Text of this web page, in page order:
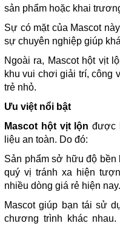
sản phẩm hoặc khai
Sự có mặt của Mascot
sự chuyên nghiệp giúp
Ngoài ra, Mascot hột vịt
khu vui chơi giải trí, công
trẻ nhỏ.
Ưu việt nổi bật
Mascot hột vịt lộn được
liệu an toàn. Do đó:
Sản phẩm sở hữu độ
quý vị tránh xa hiện
nhiều dòng giá rẻ hiện nay.
Mascot giúp bạn tái sử
chương trình khác